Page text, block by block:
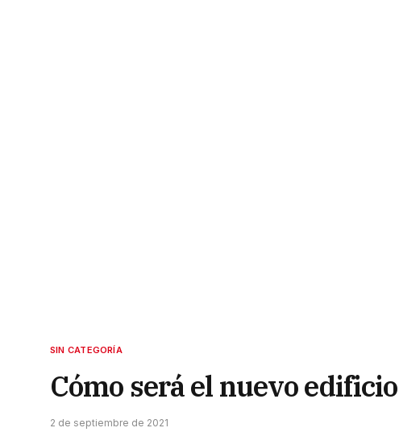
SIN CATEGORÍA
Cómo será el nuevo
2 de septiembre de 2021